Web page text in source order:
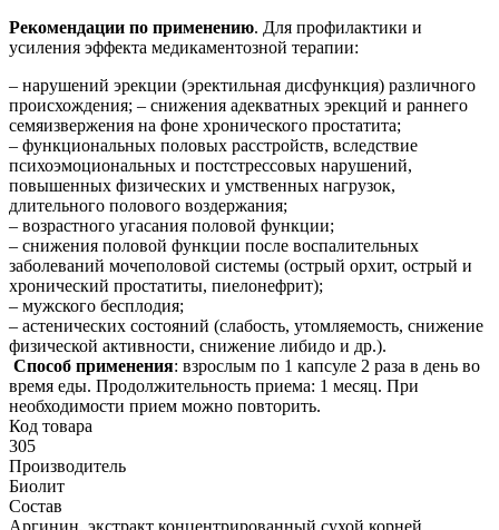
Рекомендации по применению. Для профилактики и
усиления эффекта медикаментозной терапии:
– нарушений эрекции (эректильная дисфункция) различного
происхождения; – снижения адекватных эрекций и раннего
семяизвержения на фоне хронического простатита;
– функциональных половых расстройств, вследствие
психоэмоциональных и постстрессовых нарушений,
повышенных физических и умственных нагрузок,
длительного полового воздержания;
– возрастного угасания половой функции;
– снижения половой функции после воспалительных
заболеваний мочеполовой системы (острый орхит, острый и
хронический простатиты, пиелонефрит);
– мужского бесплодия;
– астенических состояний (слабость, утомляемость, снижение
физической активности, снижение либидо и др.).
Способ применения: взрослым по 1 капсуле 2 раза в день во
время еды. Продолжительность приема: 1 месяц. При
необходимости прием можно повторить.
Код товара
305
Производитель
Биолит
Состав
Аргинин, экстракт концентрированный сухой корней